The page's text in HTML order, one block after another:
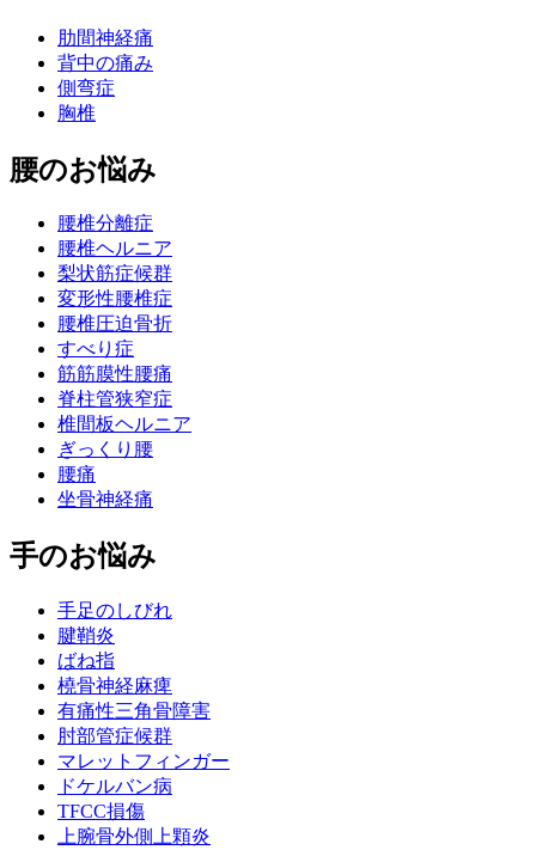
肋間神経痛
背中の痛み
側弯症
胸椎
腰のお悩み
腰椎分離症
腰椎ヘルニア
梨状筋症候群
変形性腰椎症
腰椎圧迫骨折
すべり症
筋筋膜性腰痛
脊柱管狭窄症
椎間板ヘルニア
ぎっくり腰
腰痛
坐骨神経痛
手のお悩み
手足のしびれ
腱鞘炎
ばね指
橈骨神経麻痺
有痛性三角骨障害
肘部管症候群
マレットフィンガー
ドケルバン病
TFCC損傷
上腕骨外側上顆炎